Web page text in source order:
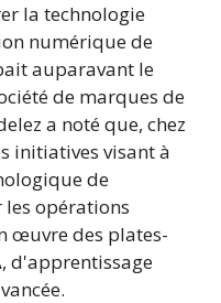
la technologie
numérique de
auparavant le
de marques de
a noté que, chez
initiatives visant à
de
opérations
œuvre des plates-
d'apprentissage